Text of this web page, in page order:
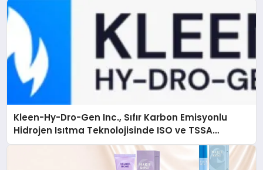
Kleen-Hy-Dro-Gen Inc., Sıfır Karbon Emisyonlu
Hidrojen Isıtma Teknolojisinde ISO ve TSSA
Düzenleyici Onaylarını Aldı